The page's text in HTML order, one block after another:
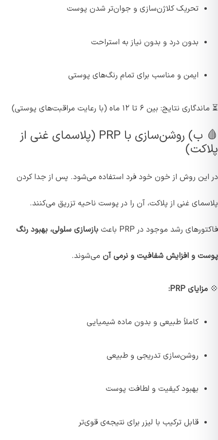
تحریک کلاژن‌سازی و جوان‌تر شدن پوست
بدون درد و بدون نیاز به استراحت
ایمن و مناسب برای تمام رنگ‌های پوستی
⏳ ماندگاری نتایج: بین ۶ تا ۱۲ ماه (با رعایت مراقبت‌های پوستی)
🩸 ب) روشن‌سازی با PRP (پلاسمای غنی از
پلاکت)
در این روش از خون خود فرد استفاده می‌شود. پس از جدا کردن
پلاسمای غنی از پلاکت، آن را در پوست ناحیه تزریق می‌کنند.
فاکتورهای رشد موجود در PRP باعث بازسازی سلولی، بهبود رنگ
پوست و افزایش شفافیت و نرمی آن می‌شوند.
💠 مزایای PRP:
کاملاً طبیعی و بدون ماده شیمیایی
روشن‌سازی تدریجی و طبیعی
بهبود کیفیت و لطافت پوست
قابل ترکیب با لیزر برای نتیجه‌ی قوی‌تر